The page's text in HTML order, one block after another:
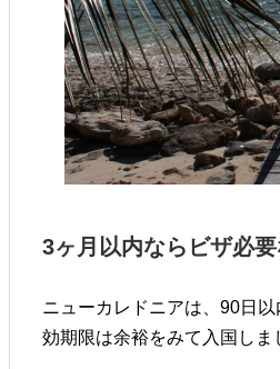
3ヶ月以内ならビザ必要
ニューカレドニアは、90日
効期限は余裕をみて入国しま